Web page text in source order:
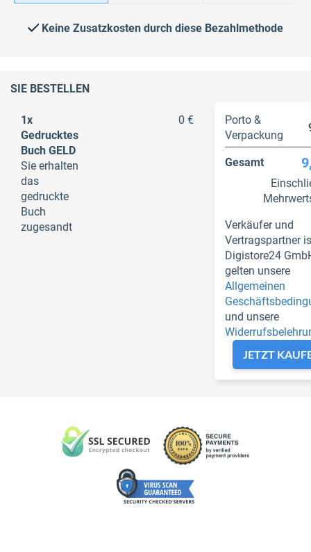
Keine Zusatzkosten durch diese Bezahlmethode
SIE BESTELLEN
1x
Gedrucktes
Buch GELD
Sie erhalten
das
gedruckte
Buch
zugesandt
0 €
Porto &
Verpackung
Gesamt
Verkäufer und
Vertragspartner
Digistore24
gelten unsere
Allgemeinen
und unsere
JETZT